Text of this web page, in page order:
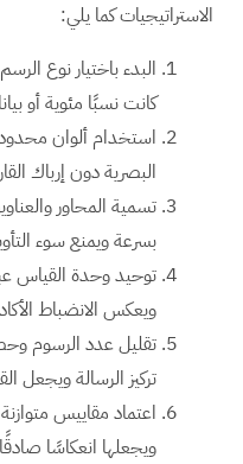
الاستراتيجيات كما يلي:
البدء باختيار نوع
كانت نسبًا مئوية أو
استخدام ألوان
البصرية دون إرباك
تسمية المحاور
بسرعة ويمنع سوء
توحيد وحدة القياس
ويعكس الانضباط
تقليل عدد الرسوم
تركيز الرسالة ويجعل
اعتماد مقاييس
ويجعلها انعكاسًا